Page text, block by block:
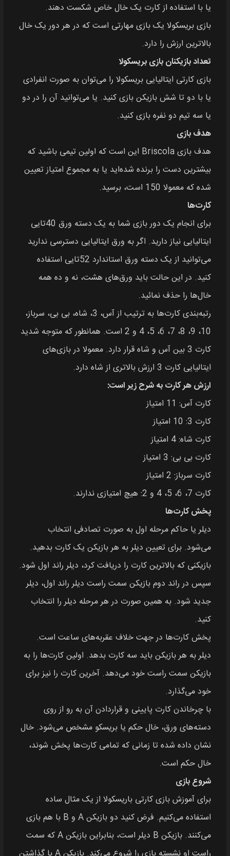
یا با استفاده از کارت یک خال خاص شکست دهند.
بازی بریسکولا یک بازی مهارتی است که در هر دور یک خال
بالاترین ارزش را دارد.
تعداد بازیکنان بازی بریسکولا
بازی کارتی ایتالیایی بریسکولا را می‌توان به صورت انفرادی
یا با دو تا شش بازیکن بازی کنید. یا می‌توانید آن را در دو
یا سه تیم دو نفره بازی کنید.
هدف بازی
هدف بازی Briscola این است که اولین تیمی باشید که
بیشترین دست را برنده شده‌اید یا به مجموع امتیاز تعیین
شده که معمولا 150 است، برسید.
کارت‌ها
برای انجام یک دور بازی شما به یک دسته ورق 40تایی
ایتالیایی نیاز دارید. اگر به ورق ایتالیایی دسترسی ندارید
می‌توانید از یک دسته ورق استاندارد 52تایی استفاده
کنید. در این حالت باید ورق‌های هشت، نه و ده همه
خال‌ها را حذف نمائید.
رتبه‌بندی کارت‌ها به ترتیب از آس، 3، شاه، بی بی، سرباز،
10، 9، 8، 7، 6، 5، 4 و 2 است. همانطور که متوجه شدید
کارت 3 بین آس و شاه قرار دارد. معمولا در بازی‌های
ایتالیایی کارت 3 ارزش بالاتری از شاه دارد.
ارزش هر کارت به شرح زیر است:
کارت آس: 11 امتیاز
کارت‌ 3: 10 امتیاز
کارت‌ شاه: 4 امتیاز
کارت بی بی: 3 امتیاز
کارت‌ سرباز: 2 امتیاز
کارت 7، 6، 5، 4 و 2: هیچ امتیازی ندارند.
پخش کارت‌ها
دیلر یا حاکم مرحله اول به صورت تصادفی انتخاب
می‌شود. برای تعیین دیلر به هر بازیکن یک کارت بدهید.
بازیکنی که بالاترین کارت را دریافت کرد، دیلر راند اول شود.
سپس در راند دوم بازیکن سمت راست دیلر راند اول، دیلر
جدید شود. به همین صورت در هر مرحله دیلر را انتخاب
کنید.
پخش کارت‌ها در جهت خلاف عقربه‌های ساعت است.
دیلر به هر بازیکن باید سه کارت بدهد. اولین کارت‌ها را به
بازیکن سمت راست خود می‌دهد. آخرین کارت را نیز برای
خود می‌گذارد.
با چرخاندن کارت پایینی و قراردادن آن به رو از روی
دسته‌های ورق، خال حکم یا بریسکو مشخص می‌شود. خال
نشان داده شده تا زمانی که تمامی کارت‌ها پخش شوند،
خال حکم است.
شروع بازی
برای آموزش بازی کارتی باریسکولا از یک مثال ساده
استفاده می‌کنیم. فرض کنید دو بازیکن A و B با هم بازی
می‌کنند. بازیکن B دیلر است، بنابراین بازیکن A که سمت